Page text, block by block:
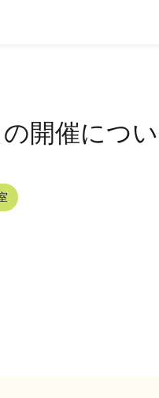
開催につ